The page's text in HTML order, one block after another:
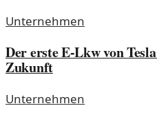
Unternehmen
Der erste E-Lkw von
Zukunft
Unternehmen